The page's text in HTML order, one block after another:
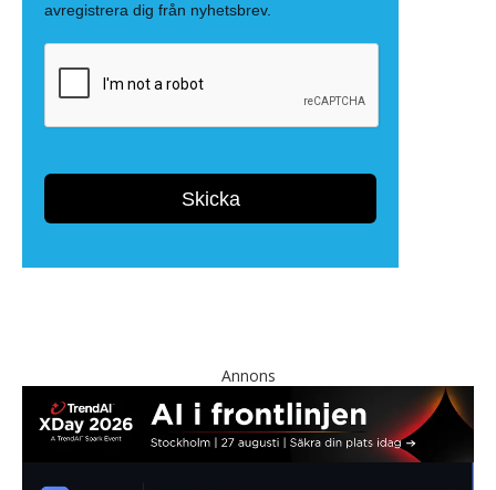
Annons